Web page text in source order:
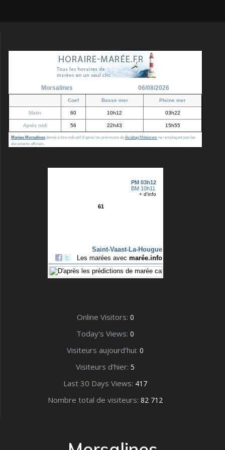
Morsalines 06/08/2026
Coef Basse mer Pleine mer
Matin 60 10h12 03h22
Après midi 56 22h43 15h55
Marées Morsalines donné à titre indicatif d'après les prévisions de Aviabag Météorem ne remplaçant pas les
documents officiels.
Online Visitors: 0
Today's Views: 0
Visiteurs aujourd’hui: 0
Visiteurs d’hier: 5
Last 30 Days Views: 417
Nombre total de visiteurs: 82 712